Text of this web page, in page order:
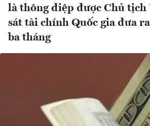
là thông điệp được Chủ tịch
sát tài chính Quốc gia đưa
ba tháng